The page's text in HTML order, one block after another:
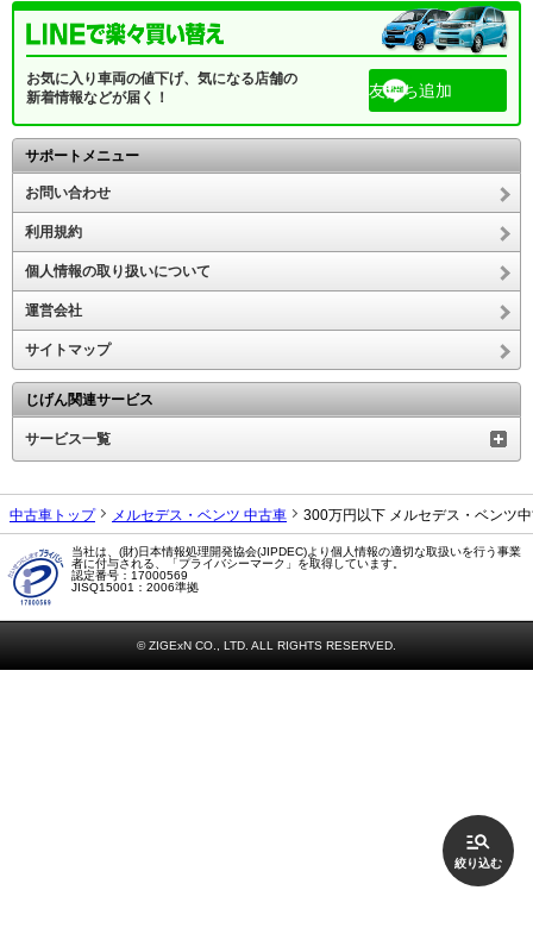
絞り込む
お気に入り車両の値下げ、気になる店舗の
新着情報などが届く！
友だち追加
サポートメニュー
お問い合わせ
利用規約
個人情報の取り扱いについて
運営会社
サイトマップ
じげん関連サービス
サービス一覧
中古車トップ メルセデス・ベンツ 中古車 300万円以下 メルセデス・ベンツ
当社は、(財)日本情報処理開発協会(JIPDEC)より個人情報の適切な取扱いを行う事業
者に付与される、「プライバシーマーク」を取得しています。
認定番号：17000569
JISQ15001：2006準拠
© ZIGExN CO., LTD. ALL RIGHTS RESERVED.